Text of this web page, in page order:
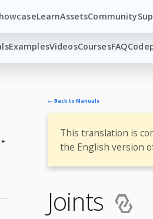
LearnAssetsCommunity
ExamplesVideosCoursesFAQ
← Back to Manuals
This translation is
the English version
Joints